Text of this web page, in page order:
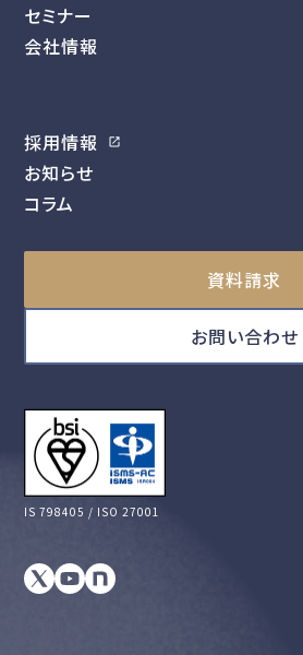
セミナー
会社情報
採用情報
お知らせ
コラム
資料請求
お問い合わせ
IS 798405 / ISO 27001